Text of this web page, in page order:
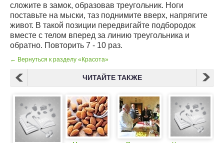
сложите в замок, образовав треугольник. Ноги
поставьте на мыски, таз поднимите вверх, напрягите
живот. В такой позиции передвигайте подбородок
вместе с телом вперед за линию треугольника и
обратно. Повторить 7 - 10 раз.
← Вернуться к разделу «Красота»
ЧИТАЙТЕ ТАКЖЕ